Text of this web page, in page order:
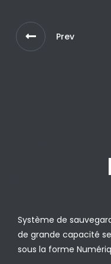
Prev
Système de
de grande capacité
sous la forme